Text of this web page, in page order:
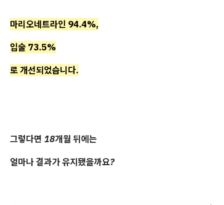
마리오네트라인 94.4%,
입술 73.5%
로 개선되었습니다.
그렇다면 18개월 뒤에는
얼마나 결과가 유지됐을까요?